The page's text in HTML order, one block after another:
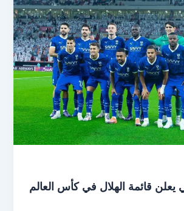
يعلن قائمة الهلال في كأس العالم